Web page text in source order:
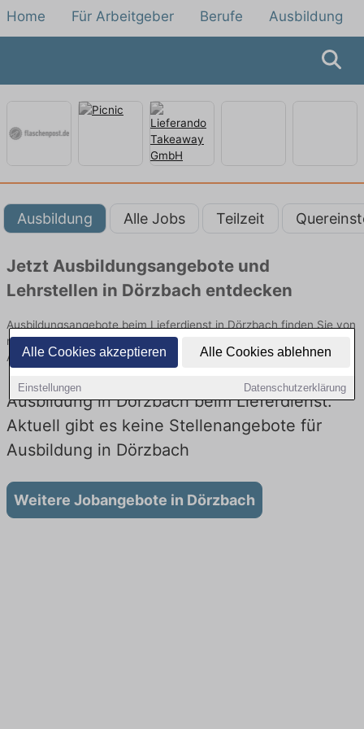
Alle Cookies akzeptieren Alle Cookies ablehnen
Einstellungen Datenschutzerklärung
Home Für Arbeitgeber Berufe Ausbildung
Ausbildung Alle Jobs Teilzeit
Jetzt Ausbildungsangebote und
Lehrstellen in Dörzbach entdecken
Ausbildungsangebote beim Lieferdienst in Dörzbach finden Sie von
namhaften Firmen. Entdecken Sie freie Optionen von Top-
Arbeitgebern und bewerben Sie sich noch heute.
Ausbildung in Dörzbach beim Lieferdienst:
Aktuell gibt es keine Stellenangebote für
Ausbildung in Dörzbach
Weitere Jobangebote in Dörzbach